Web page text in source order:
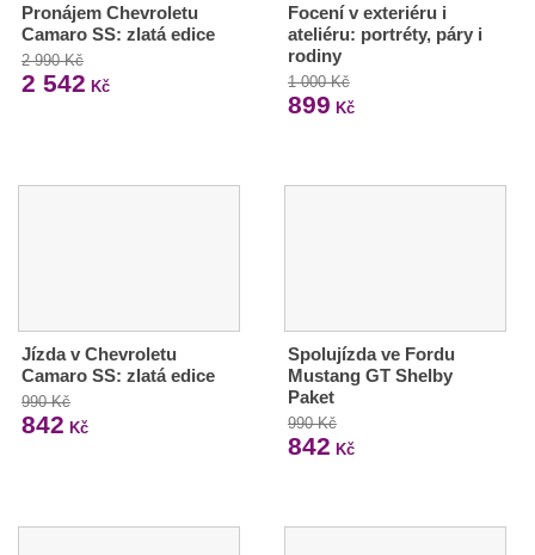
Pronájem Chevroletu
Camaro SS: zlatá edice
2 990 Kč
2 542 Kč
Focení v exteriéru i
ateliéru: portréty, páry i
rodiny
1 000 Kč
899 Kč
Jízda v Chevroletu
Camaro SS: zlatá edice
990 Kč
842 Kč
Spolujízda ve Fordu
Mustang GT Shelby
Paket
990 Kč
842 Kč